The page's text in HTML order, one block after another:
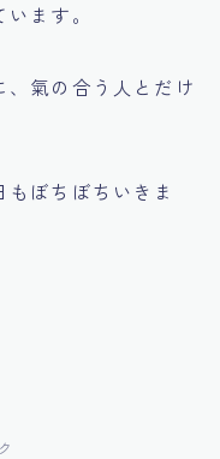
ます。
、氣の合う人とだけ
ぼちぼちいきま